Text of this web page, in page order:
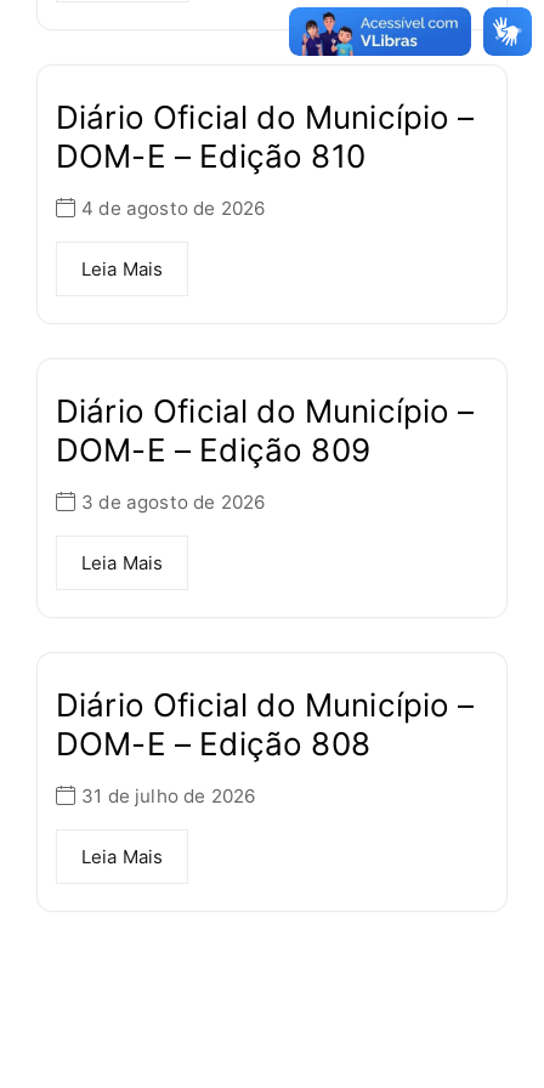
Diário Oficial do Município –
DOM-E – Edição 810
4 de agosto de 2026
Leia Mais
Diário Oficial do Município –
DOM-E – Edição 809
3 de agosto de 2026
Leia Mais
Diário Oficial do Município –
DOM-E – Edição 808
31 de julho de 2026
Leia Mais